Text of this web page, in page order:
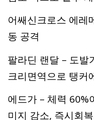
어쌔신크로스 에레
동 공격
팔라딘 랜달 – 도발
크리면역으로 탱커
에드가 – 체력 60%
미지 감소, 즉시회